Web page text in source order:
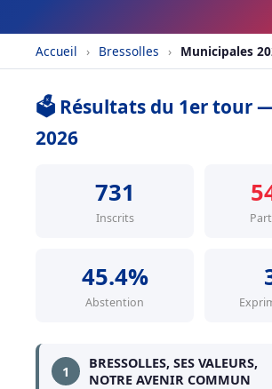
Accueil › Bressolles › Municipales
🗳️ Résultats du 1er tour
2026
731
Inscrits
45.4%
Abstention
1
BRESSOLLES, SES VALEURS,
NOTRE AVENIR COMMUN